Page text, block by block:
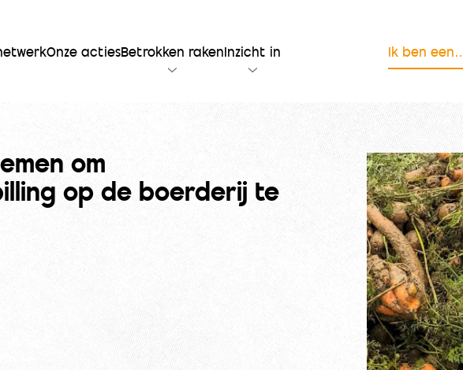
Onze actiesBetrokken raken Inzicht in Ik ben
om
op de boerderij te